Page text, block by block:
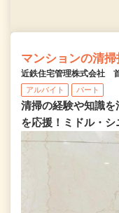
マンションの清掃
近鉄住宅管理株式会社
アルバイト パート
清掃の経験や知識
を応援！ミドル・シ